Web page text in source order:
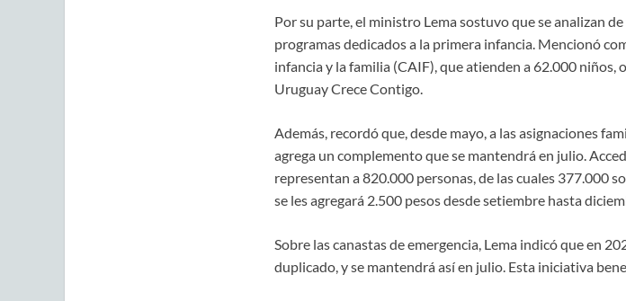
Por su parte, el ministro Lema sostuvo que se analizan
programas dedicados a la primera infancia. Mencionó
infancia y la familia (CAIF), que atienden a 62.000 niños,
Uruguay Crece Contigo.
Además, recordó que, desde mayo, a las asignaciones
agrega un complemento que se mantendrá en julio.
representan a 820.000 personas, de las cuales 377.000
se les agregará 2.500 pesos desde setiembre hasta
Sobre las canastas de emergencia, Lema indicó que en
duplicado, y se mantendrá así en julio. Esta iniciativa